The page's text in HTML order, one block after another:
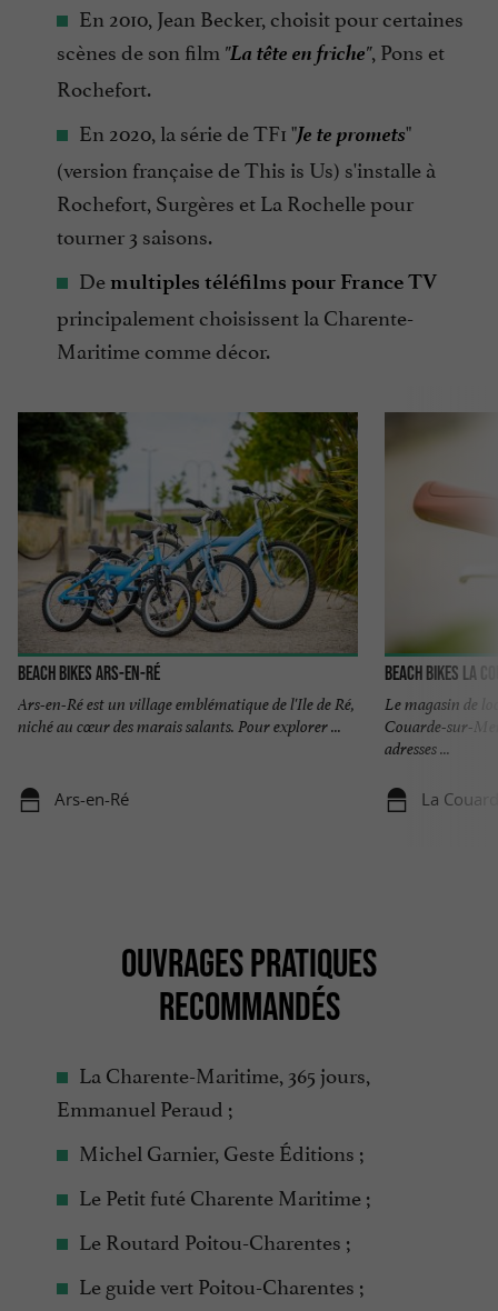
En 2010, Jean Becker, choisit pour certaines
scènes de son film "La tête en friche", Pons et
Rochefort.
En 2020, la série de TF1 "Je te promets"
(version française de This is Us) s'installe à
Rochefort, Surgères et La Rochelle pour
tourner 3 saisons.
De multiples téléfilms pour France TV
principalement choisissent la Charente-
Maritime comme décor.
BEACH BIKES Ars-en-Ré
Ars-en-Ré est un village emblématique de l'Ile de Ré,
niché au cœur des marais salants. Pour explorer ...
Ars-en-Ré
BEACH BIKES La
Le magasin de
Couarde-sur-
adresses ...
La
OUVRAGES PRATIQUES
RECOMMANDÉS
La Charente-Maritime, 365 jours,
Emmanuel Peraud ;
Michel Garnier, Geste Éditions ;
Le Petit futé Charente Maritime ;
Le Routard Poitou-Charentes ;
Le guide vert Poitou-Charentes ;